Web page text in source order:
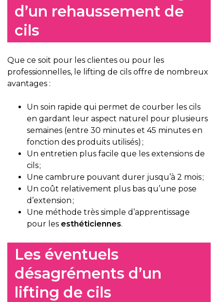
d’un rehaussement de
cils
Que ce soit pour les clientes ou pour les
professionnelles, le lifting de cils offre de nombreux
avantages :
Un soin rapide qui permet de courber les cils
en gardant leur aspect naturel pour plusieurs
semaines (entre 30 minutes et 45 minutes en
fonction des produits utilisés) ;
Un entretien plus facile que les extensions de
cils ;
Une cambrure pouvant durer jusqu’à 2 mois ;
Un coût relativement plus bas qu’une pose
d’extension ;
Une méthode très simple d’apprentissage
pour les esthéticiennes.
Les éventuels
désagréments d’un
lifting de cils